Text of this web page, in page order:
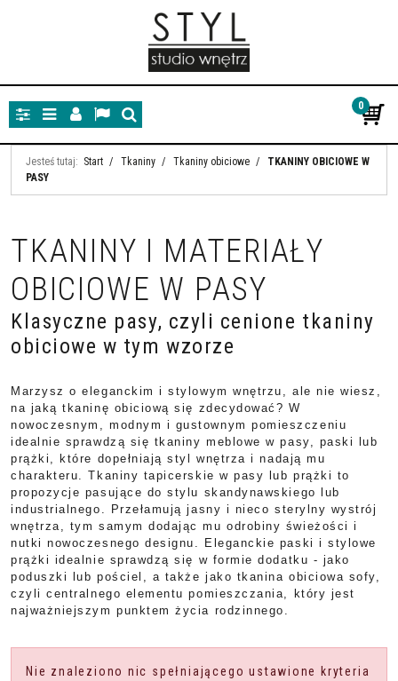
PanelMenuPanelLangSzukaj
0
Jesteś tutaj: Start / Tkaniny / Tkaniny obiciowe /
TKANINY OBICIOWE W
PASY
TKANINY I MATERIAŁY
OBICIOWE W PASY
Klasyczne pasy, czyli cenione tkaniny
obiciowe w tym wzorze
Marzysz o eleganckim i stylowym wnętrzu, ale nie wiesz,
na jaką tkaninę obiciową się zdecydować? W
nowoczesnym, modnym i gustownym pomieszczeniu
idealnie sprawdzą się tkaniny meblowe w pasy, paski lub
prążki, które dopełniają styl wnętrza i nadają mu
charakteru. Tkaniny tapicerskie w pasy lub prążki to
propozycje pasujące do stylu skandynawskiego lub
industrialnego. Przełamują jasny i nieco sterylny wystrój
wnętrza, tym samym dodając mu odrobiny świeżości i
nutki nowoczesnego designu. Eleganckie paski i stylowe
prążki idealnie sprawdzą się w formie dodatku - jako
poduszki lub pościel, a także jako tkanina obiciowa sofy,
czyli centralnego elementu pomieszczania, który jest
najważniejszym punktem życia rodzinnego.
Nie znaleziono nic spełniającego ustawione kryteria